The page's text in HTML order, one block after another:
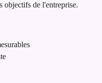
objectifs de l'entreprise.